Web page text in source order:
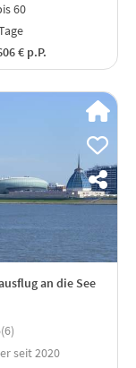
60
€ p.P.
an die See
6)
seit 2020